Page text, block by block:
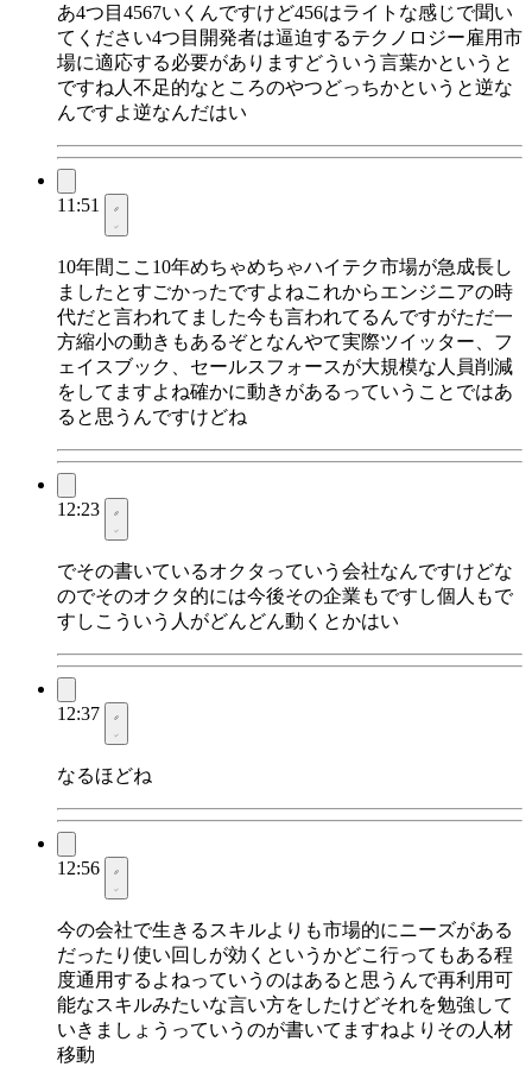
あ4つ目4567いくんですけど456はライトな感じで聞い
てください4つ目開発者は逼迫するテクノロジー雇用市
場に適応する必要がありますどういう言葉かというと
ですね人不足的なところのやつどっちかというと逆な
んですよ逆なんだはい
11:51
10年間ここ10年めちゃめちゃハイテク市場が急成長し
ましたとすごかったですよねこれからエンジニアの時
代だと言われてました今も言われてるんですがただ一
方縮小の動きもあるぞとなんやて実際ツイッター、フ
ェイスブック、セールスフォースが大規模な人員削減
をしてますよね確かに動きがあるっていうことではあ
ると思うんですけどね
12:23
でその書いているオクタっていう会社なんですけどな
のでそのオクタ的には今後その企業もですし個人もで
すしこういう人がどんどん動くとかはい
12:37
なるほどね
12:56
今の会社で生きるスキルよりも市場的にニーズがある
だったり使い回しが効くというかどこ行ってもある程
度通用するよねっていうのはあると思うんで再利用可
能なスキルみたいな言い方をしたけどそれを勉強して
いきましょうっていうのが書いてますねよりその人材
移動